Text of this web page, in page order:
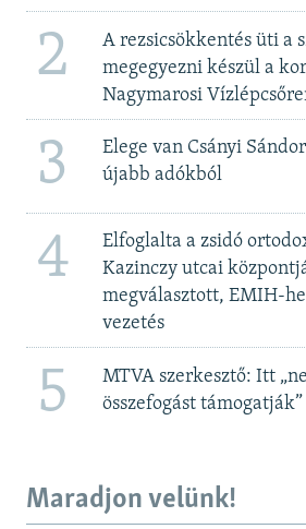
2
A rezsicsökkentés üti a
megegyezni készül a
Nagymarosi
3
Elege van Csányi
újabb adókból
4
Elfoglalta a zsidó
Kazinczy utcai
megválasztott, EMIH-
vezetés
5
MTVA szerkesztő: Itt
összefogást támogatják”
Maradjon velünk!